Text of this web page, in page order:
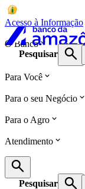
Acesso à Informação
O Banco
Pesquisar
Para Você
Para o seu Negócio
Para o Agro
Atendimento
Pesquisar